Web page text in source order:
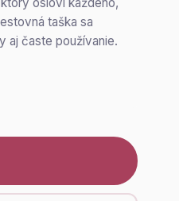
taška sa
aj časte používanie.